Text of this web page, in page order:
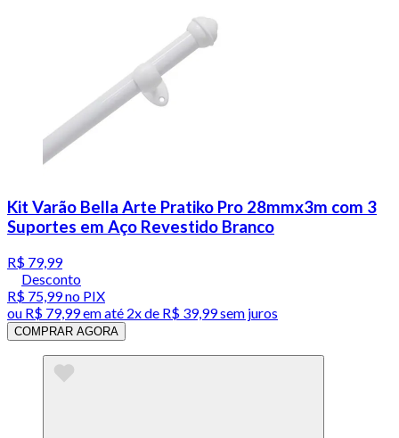
Kit Varão Bella Arte Pratiko Pro 28mmx3m com 3
Suportes em Aço Revestido Branco
R$ 79,99
Desconto
R$ 75,99no PIX
ou R$ 79,99em até 2x de R$ 39,99 sem juros
COMPRAR AGORA